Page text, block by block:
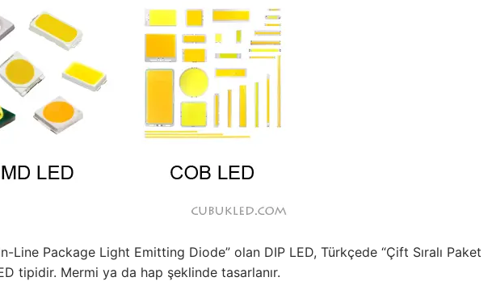
DMX Kontrol Sistemleri
LED Güç Kaynakları
İç Mekan LED Driver
Dış Mekan LED Driver
BİLGİ
Cephe Animasyon DOTLED Serisi
In-Line Package Light Emitting Diode” olan DIP LED, Türkçede “Çift Sıralı Paket
tipidir. Mermi ya da hap şeklinde tasarlanır.